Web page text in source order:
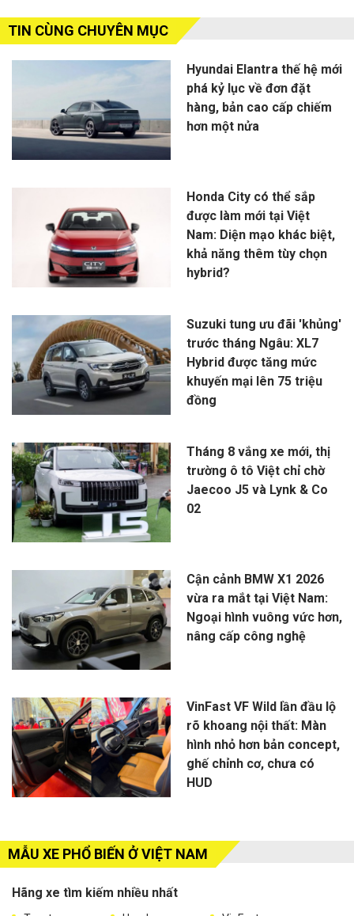
TIN CÙNG CHUYÊN MỤC
Hyundai Elantra thế hệ mới
phá kỷ lục về đơn đặt
hàng, bản cao cấp chiếm
hơn một nửa
Honda City có thể sắp
được làm mới tại Việt
Nam: Diện mạo khác biệt,
khả năng thêm tùy chọn
hybrid?
Suzuki tung ưu đãi 'khủng'
trước tháng Ngâu: XL7
Hybrid được tăng mức
khuyến mại lên 75 triệu
đồng
Tháng 8 vắng xe mới, thị
trường ô tô Việt chỉ chờ
Jaecoo J5 và Lynk & Co
02
Cận cảnh BMW X1 2026
vừa ra mắt tại Việt Nam:
Ngoại hình vuông vức hơn,
nâng cấp công nghệ
VinFast VF Wild lần đầu lộ
rõ khoang nội thất: Màn
hình nhỏ hơn bản concept,
ghế chỉnh cơ, chưa có
HUD
MẪU XE PHỔ BIẾN Ở VIỆT NAM
Hãng xe tìm kiếm nhiều nhất